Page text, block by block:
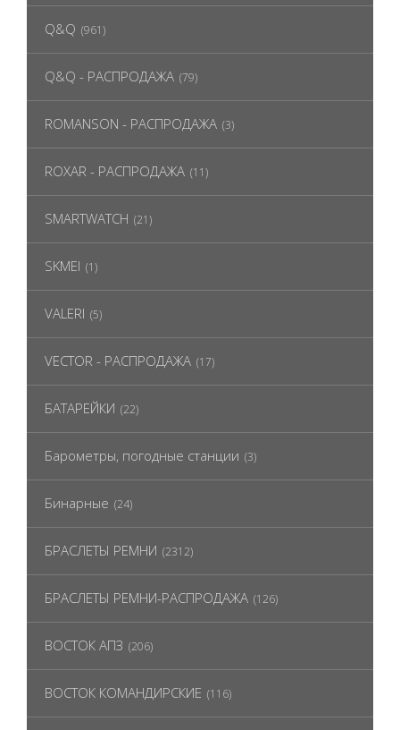
Q&Q (961)
Q&Q - РАСПРОДАЖА (79)
ROMANSON - РАСПРОДАЖА (3)
ROXAR - РАСПРОДАЖА (11)
SMARTWATCH (21)
SKMEI (1)
VALERI (5)
VECTOR - РАСПРОДАЖА (17)
БАТАРЕЙКИ (22)
Барометры, погодные станции (3)
Бинарные (24)
БРАСЛЕТЫ РЕМНИ (2312)
БРАСЛЕТЫ РЕМНИ-РАСПРОДАЖА (126)
ВОСТОК АПЗ (206)
ВОСТОК КОМАНДИРСКИЕ (116)